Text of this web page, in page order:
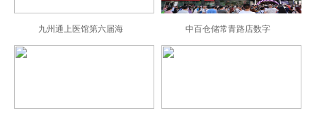
九州通上医馆第六届海 中百仓储常青路店数字